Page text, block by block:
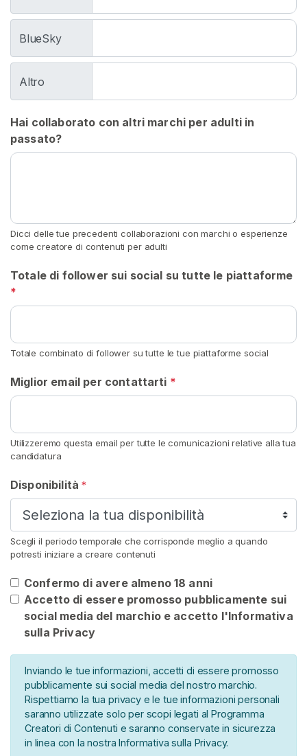
BlueSky
Altro
Hai collaborato con altri marchi per adulti in
passato?
Dicci delle tue precedenti collaborazioni con marchi o esperienze
come creatore di contenuti per adulti
Totale di follower sui social su tutte le piattaforme
*
Totale combinato di follower su tutte le tue piattaforme social
Miglior email per contattarti *
Utilizzeremo questa email per tutte le comunicazioni relative alla tua
candidatura
Disponibilità*
Scegli il periodo temporale che corrisponde meglio a quando
potresti iniziare a creare contenuti
Confermo di avere almeno 18 anni
Accetto di essere promosso pubblicamente sui
social media del marchio e accetto l'Informativa
sulla Privacy
Inviando le tue informazioni, accetti di essere promosso
pubblicamente sui social media del nostro marchio.
Rispettiamo la tua privacy e le tue informazioni personali
saranno utilizzate solo per scopi legati al Programma
Creatori di Contenuti e saranno conservate in sicurezza
in linea con la nostra Informativa sulla Privacy.
P
r
M
a
u
r
o
n
s
u
i
i
P
r
I
l
B
o
d
o
r
u
z
o